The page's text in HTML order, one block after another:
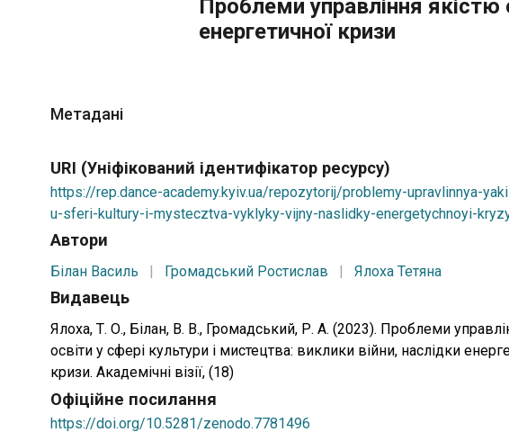
Проблеми управління якістю
енергетичної кризи
Метадані
URI (Уніфікований ідентифікатор ресурсу)
https://rep.dance-academy.kyiv.ua/repozytorij/problemy-upravlinnya-
u-sferi-kultury-i-mystecztva-vyklyky-vijny-naslidky-energetychnoyi-
Автори
Білан Василь | Громадський Ростислав | Ялоха Тетяна
Видавець
Ялоха, Т. О., Білан, В. В., Громадський, Р. А. (2023). Проблеми
освіти у сфері культури і мистецтва: виклики війни, наслідки
кризи. Академічні візії, (18)
Офіційне посилання
https://doi.org/10.5281/zenodo.7781496